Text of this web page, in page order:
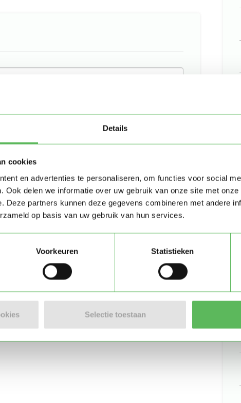
Details
cookies
en advertenties te personaliseren, om functies voor social
Ook delen we informatie over uw gebruik van onze site met
Deze partners kunnen deze gegevens combineren met andere
op basis van uw gebruik van hun services.
Voorkeuren Statistieken
Selectie toestaan
Stuur bericht